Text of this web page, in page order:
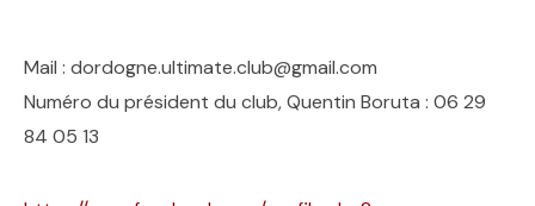
Mail : dordogne.ultimate.club@gmail.com
Numéro du président du club, Quentin Boruta : 06 29
84 05 13